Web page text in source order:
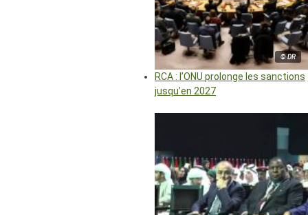
© DR
RCA : l’ONU prolonge les sanctions
jusqu’en 2027